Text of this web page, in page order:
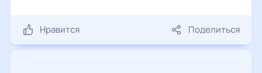
Нравится Поделиться